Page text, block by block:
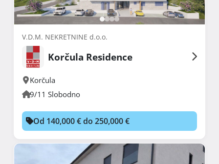
V.D.M. NEKRETNINE d.o.o.
Korčula Residence
Korčula
9/11 Slobodno
Od 140,000 € do 250,000 €